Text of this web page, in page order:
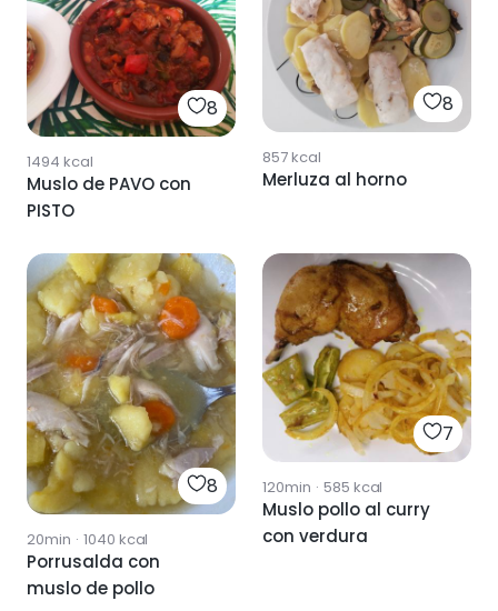
8
1494 kcal
Muslo de PAVO con
PISTO
8
857kcal
Merluza al horno
8
20min · 1040 kcal
Porrusalda con
muslo de pollo
7
120min · 585 kcal
Muslo pollo al curry
con verdura